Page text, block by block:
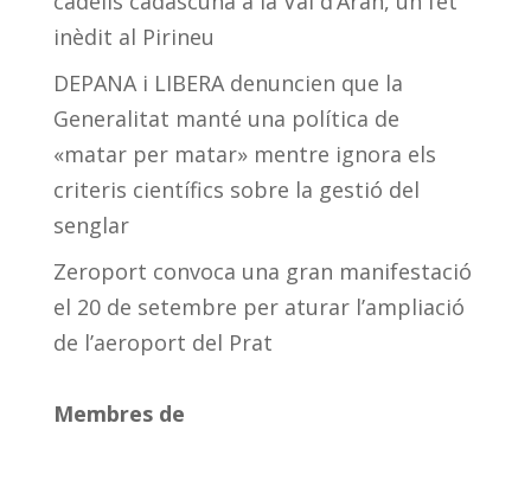
inèdit al Pirineu
DEPANA i LIBERA denuncien que la
Generalitat manté una política de
«matar per matar» mentre ignora els
criteris científics sobre la gestió del
senglar
Zeroport convoca una gran manifestació
el 20 de setembre per aturar l’ampliació
de l’aeroport del Prat
Membres de